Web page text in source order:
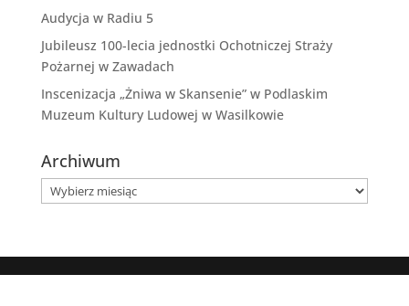
Audycja w Radiu 5
Jubileusz 100-lecia jednostki Ochotniczej Straży
Pożarnej w Zawadach
Inscenizacja „Żniwa w Skansenie” w Podlaskim
Muzeum Kultury Ludowej w Wasilkowie
Archiwum
Archiwum